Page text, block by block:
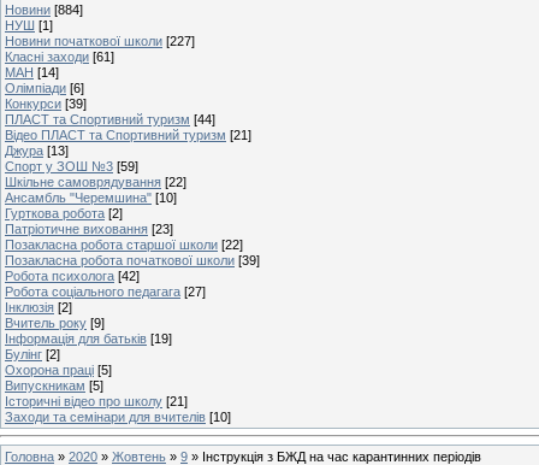
Новини [884]
НУШ [1]
Новини початкової школи [227]
Класні заходи [61]
МАН [14]
Олімпіади [6]
Конкурси [39]
ПЛАСТ та Спортивний туризм [44]
Відео ПЛАСТ та Спортивний туризм [21]
Джура [13]
Спорт у ЗОШ №3 [59]
Шкільне самоврядування [22]
Ансамбль "Черемшина" [10]
Гурткова робота [2]
Патріотичне виховання [23]
Позакласна робота старшої школи [22]
Позакласна робота початкової школи [39]
Робота психолога [42]
Робота соціального педагага [27]
Інклюзія [2]
Вчитель року [9]
Інформація для батьків [19]
Булінг [2]
Охорона праці [5]
Випускникам [5]
Історичні відео про школу [21]
Заходи та семінари для вчителів [10]
Головна » 2020 » Жовтень » 9 » Інструкція з БЖД на час карантинних періодів